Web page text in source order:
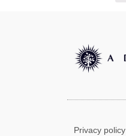
Privacy policy